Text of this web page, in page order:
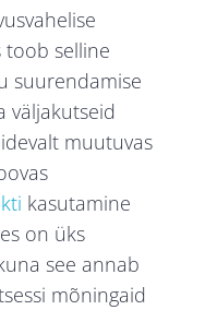
toob selline
suurendamise
väljakutseid
muutuvas
kasutamine
on üks
see annab
mõningaid